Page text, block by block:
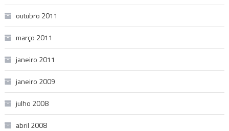
outubro 2011
março 2011
janeiro 2011
janeiro 2009
julho 2008
abril 2008